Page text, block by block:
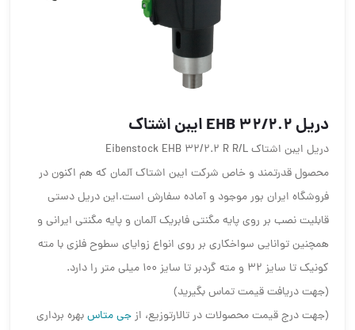
دریل EHB 32/2.2 ایبن اشتاک
دریل ایبن اشتاک Eibenstock EHB 32/2.2 R R/L
محصول قدرتمند و خاص شرکت ایبن اشتاک آلمان که هم اکنون در
فروشگاه ایران بور موجود و آماده سفارش است.این دریل دستی
قابلیت نصب بر روی پایه مگنتی فابریک آلمان و پایه مگنتی ایرانی و
همچنین توانایی سواخکاری بر روی انواع زوایای سطوح فلزی با مته
کونیک تا سایز 32 و مته گردبر تا سایز 100 میلی متر را دارد.
(جهت دریافت قیمت تماس بگیرید)
(جهت درج قیمت محصولات در تالارتوزیع، ازجی متاسبهره برداری